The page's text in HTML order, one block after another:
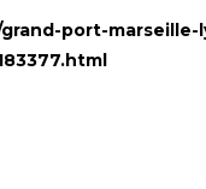
port-marseille-